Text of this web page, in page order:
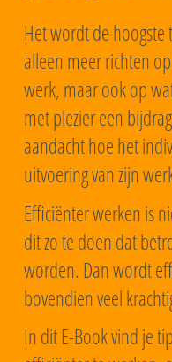
Het wordt de
alleen meer richten
werk, maar ook op
met plezier een
aandacht hoe het
uitvoering van zijn
Efficiënter werken is
dit zo te doen dat
worden. Dan wordt
bovendien veel
In dit E-Book vind je